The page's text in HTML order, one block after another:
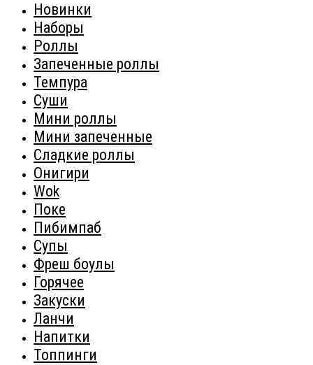
Новинки
Наборы
Роллы
Запеченные роллы
Темпура
Суши
Мини роллы
Мини запеченные
Сладкие роллы
Онигири
Wok
Поке
Пибимпаб
Супы
Фреш боулы
Горячее
Закуски
Ланчи
Напитки
Топпинги